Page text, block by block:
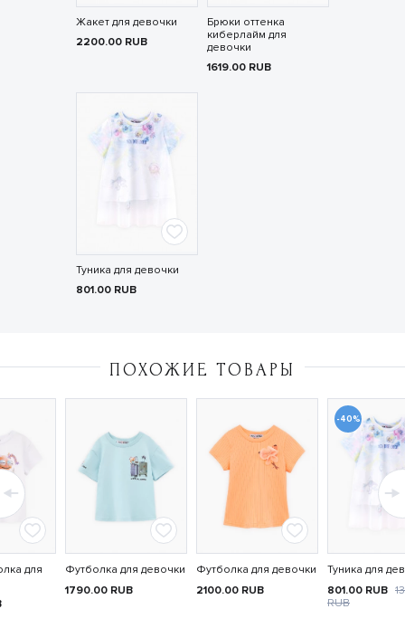
Жакет для девочки
2200.00 RUB
Брюки оттенка
киберлайм для
девочки
1619.00 RUB
Туника для девочки
801.00 RUB
ПОХОЖИЕ ТОВАРЫ
для
Футболка для девочки
1790.00 RUB
Футболка для девочки
2100.00 RUB
-40%
Туника для
801.00 RUB
RUB